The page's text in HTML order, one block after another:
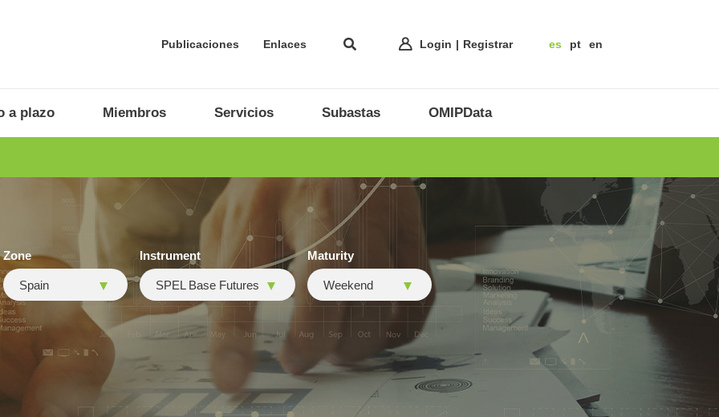
Publicaciones Enlaces Login Registrar es pt en
a plazo Miembros Servicios Subastas OMIPData
Zone
Spain
Instrument
SPEL Base Futures
Maturity
Weekend